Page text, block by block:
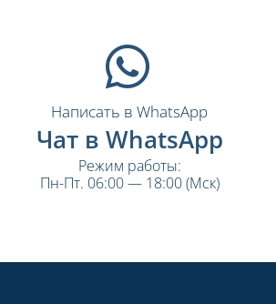
Написать в WhatsApp
Чат в WhatsApp
Режим работы:
Пн-Пт. 06:00 — 18:00 (Мск)